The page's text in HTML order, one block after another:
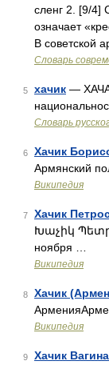
сленг 2. [9/4]
означает
В советской
Cловарь
5 хачик —
Словарь
6 Хачик
Армянский
Википедия
7 Хачик
Խաչիկ
ноября …
Википедия
8 Хачик
Википедия
9 Хачик